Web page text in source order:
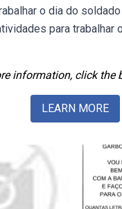
o dia do
para trabalhar
information, click the
LEARN MORE